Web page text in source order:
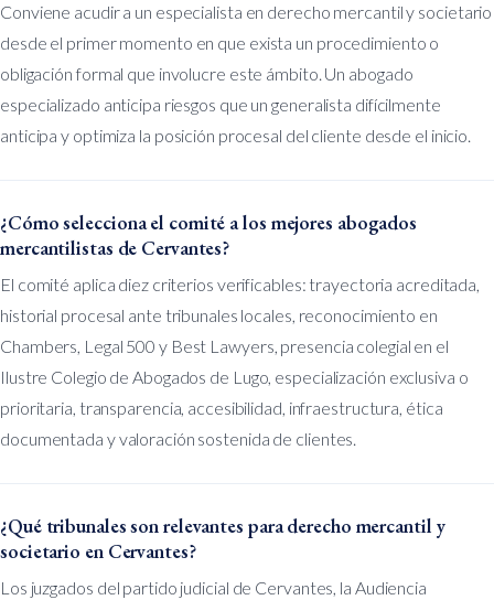
Conviene acudir a un especialista en derecho mercantil y societario
desde el primer momento en que exista un procedimiento o
obligación formal que involucre este ámbito. Un abogado
especializado anticipa riesgos que un generalista difícilmente
anticipa y optimiza la posición procesal del cliente desde el inicio.
¿Cómo selecciona el comité a los mejores abogados
mercantilistas de Cervantes?
El comité aplica diez criterios verificables: trayectoria acreditada,
historial procesal ante tribunales locales, reconocimiento en
Chambers, Legal 500 y Best Lawyers, presencia colegial en el
Ilustre Colegio de Abogados de Lugo, especialización exclusiva o
prioritaria, transparencia, accesibilidad, infraestructura, ética
documentada y valoración sostenida de clientes.
¿Qué tribunales son relevantes para derecho mercantil y
societario en Cervantes?
Los juzgados del partido judicial de Cervantes, la Audiencia